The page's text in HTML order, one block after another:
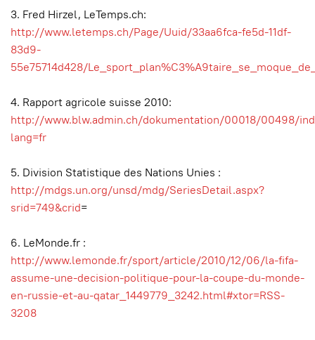
3. Fred Hirzel, LeTemps.ch:
http://www.letemps.ch/Page/Uuid/33aa6fca-fe5d-11df-
83d9-
55e75714d428/
4. Rapport agricole suisse 2010:
http://www.blw.admin.ch/dokumentation/00018/00498/
lang=fr
5. Division Statistique des Nations Unies :
http://mdgs.un.org/unsd/mdg/SeriesDetail.aspx?
srid=749&crid=
6. LeMonde.fr :
http://www.lemonde.fr/sport/article/2010/12/06/la-fifa-
assume-une-decision-politique-pour-la-coupe-du-monde-
en-russie-et-au-qatar_1449779_3242.html#xtor=RSS-
3208